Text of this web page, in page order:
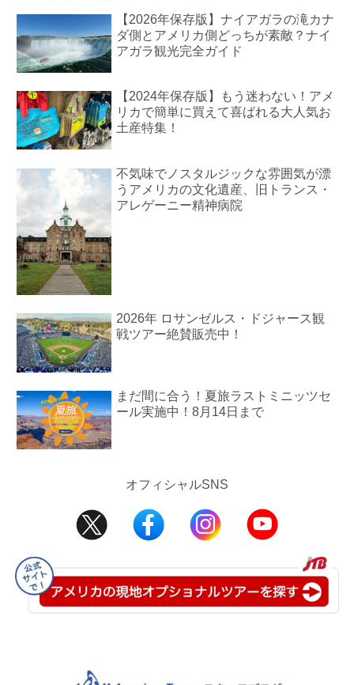
【2026年保存版】ナイアガラの滝カナ
ダ側とアメリカ側どっちが素敵？ナイ
アガラ観光完全ガイド
【2024年保存版】もう迷わない！アメ
リカで簡単に買えて喜ばれる大人気お
土産特集！
不気味でノスタルジックな雰囲気が漂
うアメリカの文化遺産、旧トランス・
アレゲーニー精神病院
2026年 ロサンゼルス・ドジャース観
戦ツアー絶賛販売中！
まだ間に合う！夏旅ラストミニッツセ
ール実施中！8月14日まで
オフィシャルSNS